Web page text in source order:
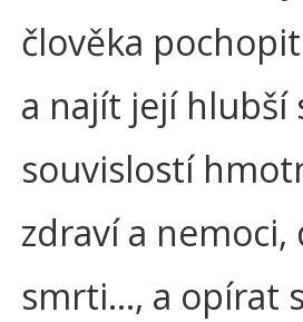
člověka
a najít její hlubší
souvislostí
zdraví a nemoci,
smrti..., a opírat